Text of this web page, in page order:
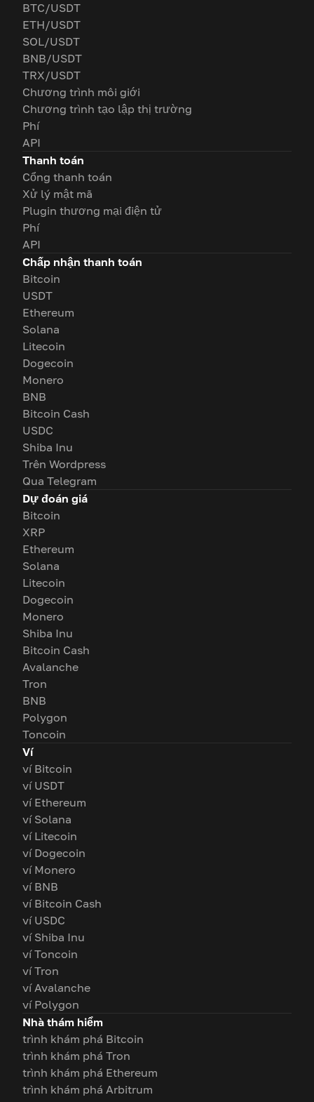
BTC/USDT
ETH/USDT
SOL/USDT
BNB/USDT
TRX/USDT
Chương trình môi giới
Chương trình tạo lập thị trường
Phí
API
Thanh toán
Cổng thanh toán
Xử lý mật mã
Plugin thương mại điện tử
Phí
API
Chấp nhận thanh toán
Bitcoin
USDT
Ethereum
Solana
Litecoin
Dogecoin
Monero
BNB
Bitcoin Cash
USDC
Shiba Inu
Trên Wordpress
Qua Telegram
Dự đoán giá
Bitcoin
XRP
Ethereum
Solana
Litecoin
Dogecoin
Monero
Shiba Inu
Bitcoin Cash
Avalanche
Tron
BNB
Polygon
Toncoin
Ví
ví Bitcoin
ví USDT
ví Ethereum
ví Solana
ví Litecoin
ví Dogecoin
ví Monero
ví BNB
ví Bitcoin Cash
ví USDC
ví Shiba Inu
ví Toncoin
ví Tron
ví Avalanche
ví Polygon
Nhà thám hiểm
trình khám phá Bitcoin
trình khám phá Tron
trình khám phá Ethereum
trình khám phá Arbitrum